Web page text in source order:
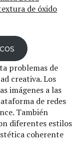
de óxido
problemas de
creativa. Los
imágenes a las
de redes
También
diferentes estilos
coherente